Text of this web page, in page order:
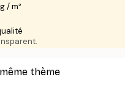
/ m²
thème